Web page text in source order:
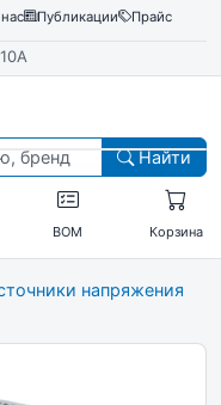
Публикации
Прайс
Найти
BOM Корзина
напряжения